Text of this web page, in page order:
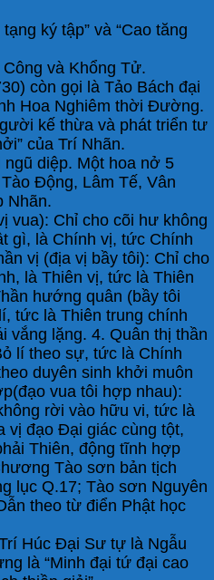
ký tập” và “Cao tăng
và Khổng Tử.
còn gọi là Tảo Bách đại
Hoa Nghiêm thời Đường.
kế thừa và phát triển tư
của Trí Nhãn.
diệp. Một hoa nở 5
Động, Lâm Tế, Vân
Nhãn.
vua): Chỉ cho cõi hư không
gì, là Chính vị, tức Chính
vị (địa vị bầy tôi): Chỉ cho
là Thiên vị, tức là Thiên
hướng quân (bầy tôi
tức là Thiên trung chính
vắng lặng. 4. Quân thị thần
lí theo sự, tức là Chính
duyên sinh khởi muôn
vua tôi hợp nhau):
rời vào hữu vi, tức là
vị đạo Đại giác cùng tột,
Thiên, động tĩnh hợp
Tào sơn bản tịch
lục Q.17; Tào sơn Nguyên
theo từ điển Phật học
Húc Đại Sư tự là Ngẫu
là “Minh đại tứ đại cao